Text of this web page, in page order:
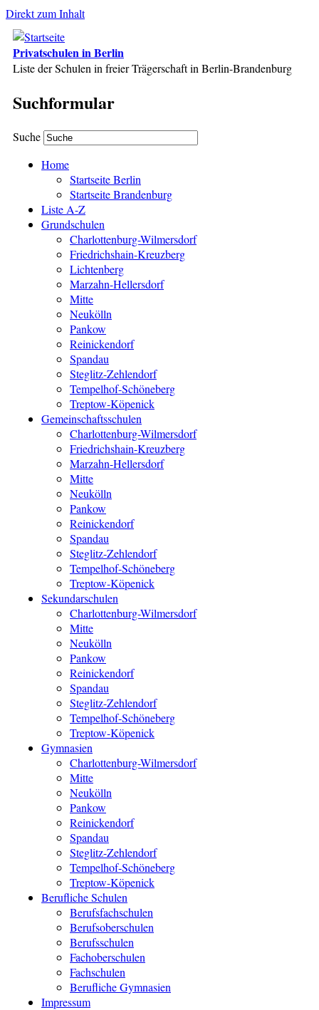
Direkt zum Inhalt
Privatschulen in Berlin
Liste der Schulen in freier Trägerschaft in Berlin-Brandenburg
Suchformular
Suche
Home
Startseite Berlin
Startseite Brandenburg
Liste A-Z
Grundschulen
Charlottenburg-Wilmersdorf
Friedrichshain-Kreuzberg
Lichtenberg
Marzahn-Hellersdorf
Mitte
Neukölln
Pankow
Reinickendorf
Spandau
Steglitz-Zehlendorf
Tempelhof-Schöneberg
Treptow-Köpenick
Gemeinschaftsschulen
Charlottenburg-Wilmersdorf
Friedrichshain-Kreuzberg
Marzahn-Hellersdorf
Mitte
Neukölln
Pankow
Reinickendorf
Spandau
Steglitz-Zehlendorf
Tempelhof-Schöneberg
Treptow-Köpenick
Sekundarschulen
Charlottenburg-Wilmersdorf
Mitte
Neukölln
Pankow
Reinickendorf
Spandau
Steglitz-Zehlendorf
Tempelhof-Schöneberg
Treptow-Köpenick
Gymnasien
Charlottenburg-Wilmersdorf
Mitte
Neukölln
Pankow
Reinickendorf
Spandau
Steglitz-Zehlendorf
Tempelhof-Schöneberg
Treptow-Köpenick
Berufliche Schulen
Berufsfachschulen
Berufsoberschulen
Berufsschulen
Fachoberschulen
Fachschulen
Berufliche Gymnasien
Impressum